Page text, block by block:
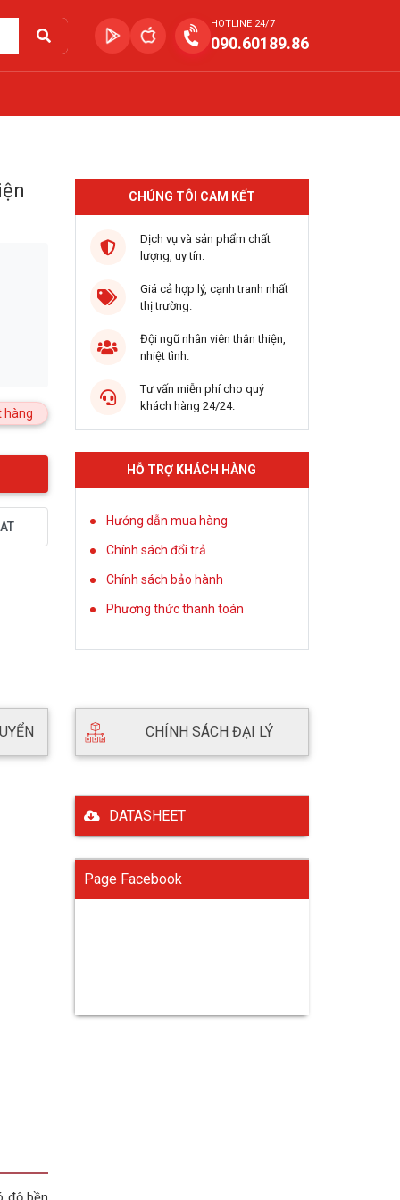
HOTLINE 24/7
090.60189.86
hàng
CHÚNG TÔI CAM KẾT
Dịch vụ và sản phẩm chất
lượng, uy tín.
Giá cả hợp lý, cạnh tranh nhất
thị trường.
Đội ngũ nhân viên thân thiện,
nhiệt tình.
Tư vấn miễn phí cho quý
khách hàng 24/24.
HỖ TRỢ KHÁCH HÀNG
Hướng dẫn mua hàng
Chính sách đổi trả
Chính sách bảo hành
Phương thức thanh toán
CHÍNH SÁCH ĐẠI LÝ
DATASHEET
Page Facebook